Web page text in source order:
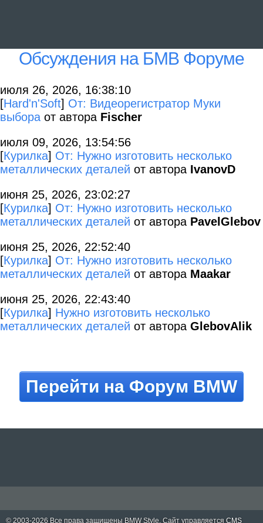
Обсуждения на БМВ Форуме
июля 26, 2026, 16:38:10
[Hard'n'Soft] От: Видеорегистратор Муки
выбора от автора Fischer
июля 09, 2026, 13:54:56
[Курилка] От: Нужно изготовить несколько
металлических деталей от автора IvanovD
июня 25, 2026, 23:02:27
[Курилка] От: Нужно изготовить несколько
металлических деталей от автора PavelGlebov
июня 25, 2026, 22:52:40
[Курилка] От: Нужно изготовить несколько
металлических деталей от автора Maakar
июня 25, 2026, 22:43:40
[Курилка] Нужно изготовить несколько
металлических деталей от автора GlebovAlik
Перейти на Форум BMW
© 2003-2026 Все права защищены BMW Style . Сайт управляется CMS